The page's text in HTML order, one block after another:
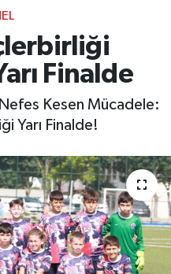
Finalde
Kesen Mücadele:
Yarı Finalde!